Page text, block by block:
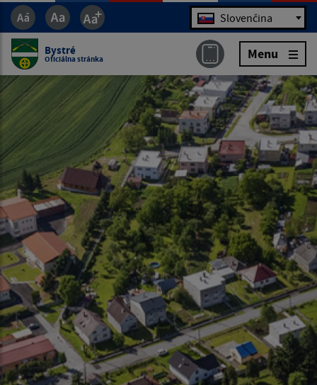
Jazyk Slovenčina
Bystré
Oficiálna stránka Menu